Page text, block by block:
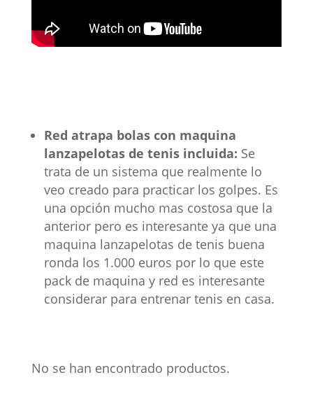
Red atrapa bolas con maquina
lanzapelotas de tenis incluida: Se
trata de un sistema que realmente lo
veo creado para practicar los golpes. Es
una opción mucho mas costosa que la
anterior pero es interesante ya que una
maquina lanzapelotas de tenis buena
ronda los 1.000 euros por lo que este
pack de maquina y red es interesante
considerar para entrenar tenis en casa.
No se han encontrado productos.